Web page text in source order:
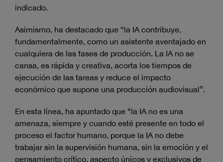
indicado.
Asimismo, ha destacado que “la IA contribuye,
fundamentalmente, como un asistente aventajado en
cualquiera de las fases de producción. La IA no se
cansa, es rápida y creativa, acorta los tiempos de
ejecución de las tareas y reduce el impacto
económico que supone una producción audiovisual”.
En esta línea, ha apuntado que “la IA no es una
amenaza, siempre y cuando esté presente en todo el
proceso el factor humano, porque la IA no debe
trabajar sin la supervisión humana, sin la emoción y el
pensamiento crítico, aspecto únicos y exclusivos de